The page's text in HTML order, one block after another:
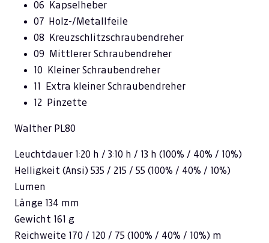
06 Kapselheber
07 Holz-/Metallfeile
08 Kreuzschlitzschraubendreher
09 Mittlerer Schraubendreher
10 Kleiner Schraubendreher
11 Extra kleiner Schraubendreher
12 Pinzette
Walther PL80
Leuchtdauer 1:20 h / 3:10 h / 13 h (100% / 40% / 10%)
Helligkeit (Ansi) 535 / 215 / 55 (100% / 40% / 10%)
Lumen
Länge 134 mm
Gewicht 161 g
Reichweite 170 / 120 / 75 (100% / 40% / 10%) m